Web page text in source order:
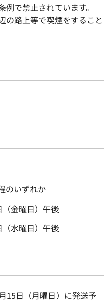
で禁止されています。
の路上等で喫煙をすること
いずれか
金曜日）午後
水曜日）午後
15日（月曜日）に発送予